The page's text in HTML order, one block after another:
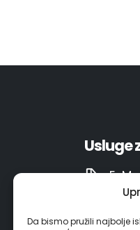
Da bismo pružili najbolje
Usluge
E-